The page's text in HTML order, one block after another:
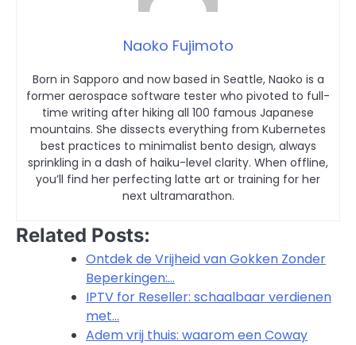
Naoko Fujimoto
Born in Sapporo and now based in Seattle, Naoko is a
former aerospace software tester who pivoted to full-
time writing after hiking all 100 famous Japanese
mountains. She dissects everything from Kubernetes
best practices to minimalist bento design, always
sprinkling in a dash of haiku-level clarity. When offline,
you’ll find her perfecting latte art or training for her
next ultramarathon.
Related Posts:
Ontdek de Vrijheid van Gokken Zonder
Beperkingen:…
IPTV for Reseller: schaalbaar verdienen
met…
Adem vrij thuis: waarom een Coway